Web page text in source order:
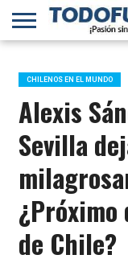
PRIMERA
B
SELECCIÓN
CHILENA
CHILENOS
EN EL
MUNDO
FÚTBOL
INTERNACIONAL
CHILENOS EN EL MUNDO
Alexis
Sevilla
de Chile?